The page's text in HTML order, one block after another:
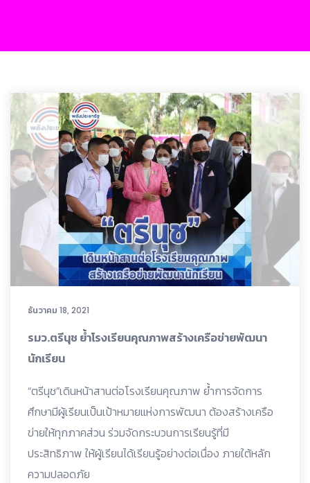
ธันวาคม 18, 2021
รมว.ตรีนุช ย้ำโรงเรียนคุณภาพสร้างเครือข่ายพัฒนา
นักเรียน
“ตรีนุช”เดินหน้าสานต่อโรงเรียนคุณภาพ ย้ำการจัดการ
ศึกษามีผู้เรียนเป็นเป้าหมายแห่งการพัฒนา ต้องสร้างเครือ
ข่ายให้ทุกภาคส่วน ร่วมจัดกระบวนการเรียนรู้ที่มี
ประสิทธิภาพ ให้ผู้เรียนได้เรียนรู้อย่างต่อเนื่อง ภายใต้หลัก
ความปลอดภัย